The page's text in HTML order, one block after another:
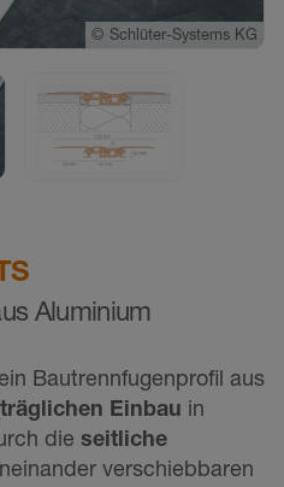
Aluminium
Bautrennfugenprofil aus
Einbau in
die seitliche
verschiebbaren
© Schlüter-Systems KG
© Schlüter-Systems KG